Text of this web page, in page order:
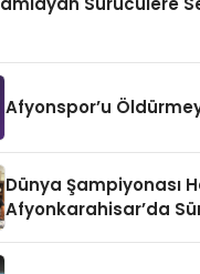
Afyonspor’u
Dünya Şampiyonası
Afyonkarahisar’da